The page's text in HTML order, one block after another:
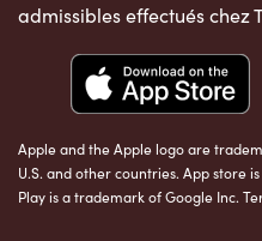
admissibles effectués chez
Apple and the Apple logo are
U.S. and other countries. App store
Play is a trademark of Google Inc.